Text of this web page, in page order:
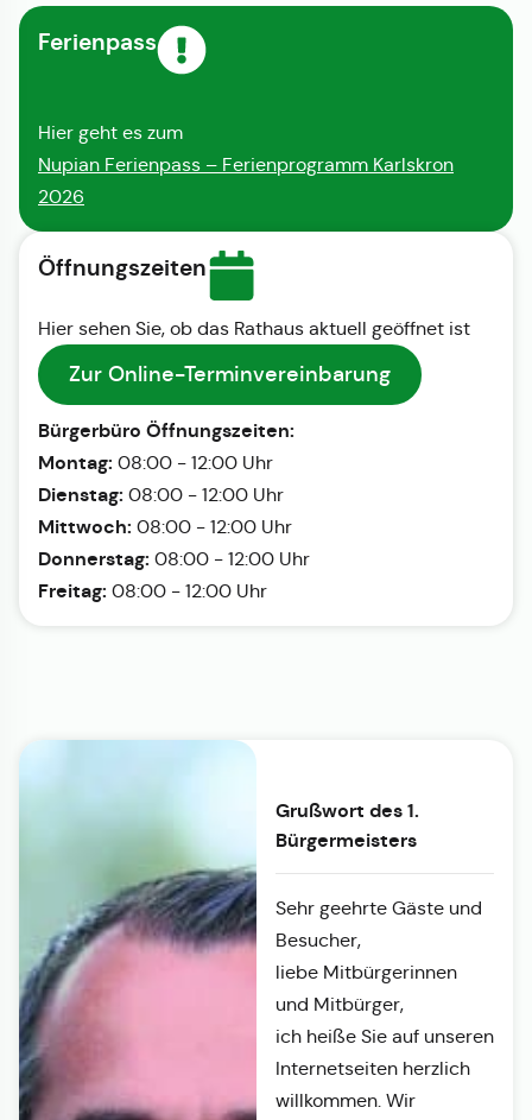
Ferienpass
Hier geht es zum
Nupian Ferienpass – Ferienprogramm Karlskron
2026
Öffnungszeiten
Hier sehen Sie, ob das Rathaus aktuell geöffnet ist
Zur Online-Terminvereinbarung
Bürgerbüro Öffnungszeiten:
Montag: 08:00 - 12:00 Uhr
Dienstag: 08:00 - 12:00 Uhr
Mittwoch: 08:00 - 12:00 Uhr
Donnerstag: 08:00 - 12:00 Uhr
Freitag: 08:00 - 12:00 Uhr
Grußwort des 1.
Bürgermeisters
Sehr geehrte Gäste und
Besucher,
liebe Mitbürgerinnen
und Mitbürger,
ich heiße Sie auf unseren
Internetseiten herzlich
willkommen. Wir